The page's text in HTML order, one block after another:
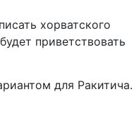
хорватского
приветствовать
для Ракитича.